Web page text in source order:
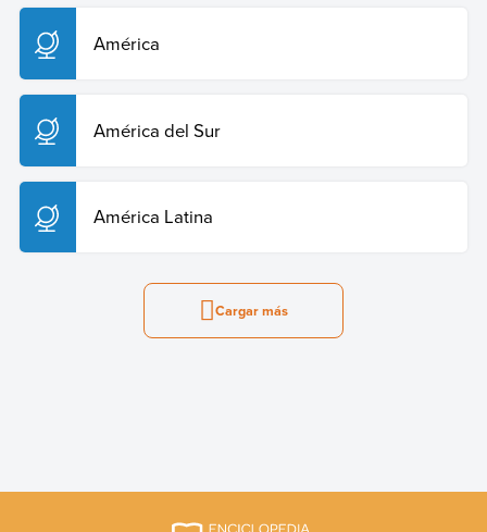
América
América del Sur
América Latina
Cargar más